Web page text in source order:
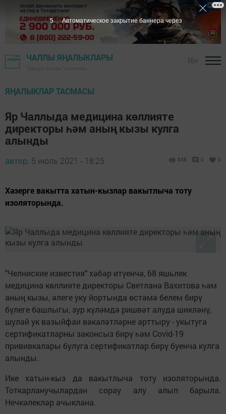
ЧАЛЛЫ ЯҢАЛЫКЛАРЫ
ЯҢАЛЫКЛАР ТАСМАСЫ
Яр Чаллыда медицина көллияте
директоры һәм аның кызы кулга
алынды
автор, 5 июль 2021 - 18:25 858 0 0
Хәзерге вакытта хатын-кызлар вакытлыча тоту
изоляторында.
"Челниские известия" хәбәр итүенчә, 68 яшьлек
медицина көллияте директоры Светлана Вахитова һәм
аның кызы, әлеге уку йортында өстәмә белем бирү
бүлеге башлыгы, зур күләмдә ришвәт алуда шикләнү,
шулай ук вазыйфаи вәкаләтләрне арттыру - укытуга
сертификатларны законсыз бирү һәм Covid-19
прививкалары булуга сертификатлар бирү буенча кулга
алынды.
Ике хатын-кыз да вакытлыча тоту изоляторында.
Тоткарланучылардан сорау алу алып барыла.
Нечкәлекләр ачыклана.
4 Автоматическое закрытие баннера через